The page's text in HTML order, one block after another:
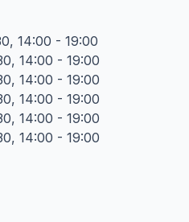
14:00 - 19:00
14:00 - 19:00
14:00 - 19:00
14:00 - 19:00
14:00 - 19:00
14:00 - 19:00